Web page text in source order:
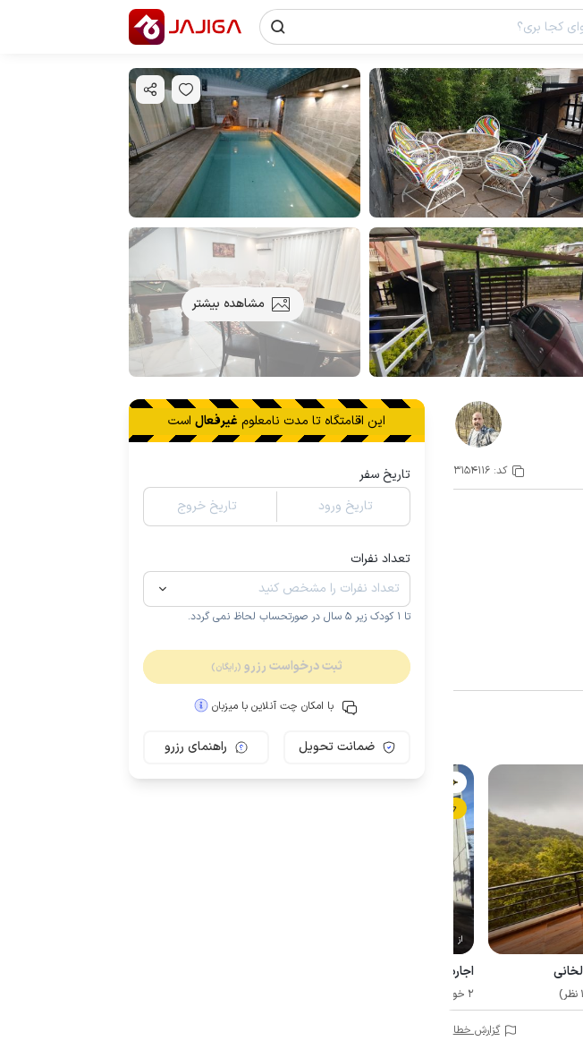
مشاهده بیشتر
کد:3154116
مـمـتــــــاز
از
اجاره خانه مبله در چابکسر - همکف
2 خوابه . 100 متر . تا 4 مهمان
مـمـتــــــاز
گزارش خطا
این اقامتگاه تا مدت نامعلوم غیرفعال است
تاریخ سفر
تاریخ ورود
تاریخ خروج
تعداد نفرات
تا 1 کودک زیر 5 سال در صورتحساب لحاظ نمی گردد.
ثبت درخواست رزرو (رایگان)
با امکان چت آنلاین با میزبان
ضمانت تحویل راهنمای رزرو